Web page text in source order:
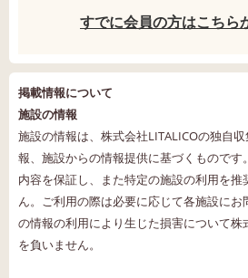
すでに会員の方はこちら
掲載情報について
施設の情報
施設の情報は、株式会社LITALICOの独自
報、施設からの情報提供に基づくものです
内容を保証し、また特定の施設の利用を
ん。ご利用の際は必要に応じて各施設に
の情報の利用により生じた損害について株
を負いません。